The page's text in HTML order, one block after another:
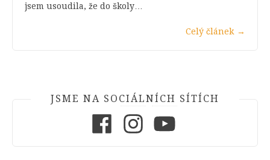
jsem usoudila, že do školy…
Celý článek →
JSME NA SOCIÁLNÍCH SÍTÍCH